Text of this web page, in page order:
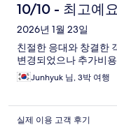
10/10 - 최고예
2026년 1월 23일
친절한 응대와 창결한
변경되었으나 추가비
Junhyuk 님, 3박 여행
실제 이용 고객 후기